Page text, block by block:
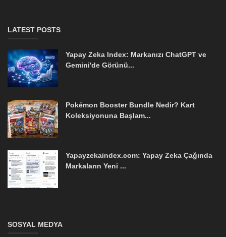
LATEST POSTS
Yapay Zeka Index: Markanızı ChatGPT ve
Gemini'de Görünü...
Pokémon Booster Bundle Nedir? Kart
Koleksiyonuna Başlam...
Yapayzekaindex.com: Yapay Zeka Çağında
Markaların Yeni ...
SOSYAL MEDYA